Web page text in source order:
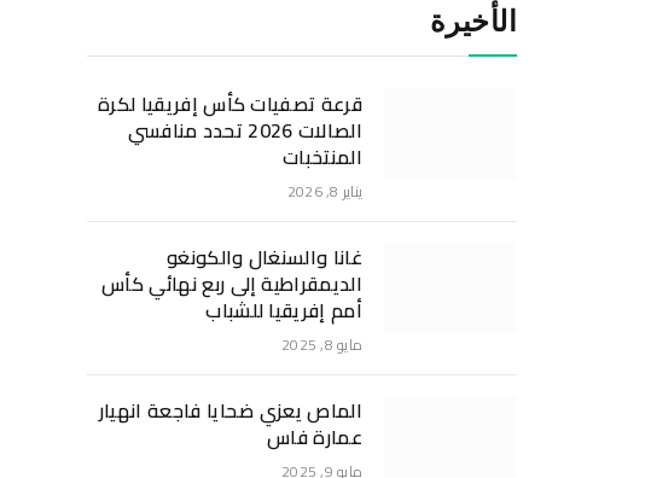
الأخيرة
قرعة تصفيات كأس إفريقيا لكرة
الصالات 2026 تحدد منافسي
المنتخبات
يناير 8, 2026
غانا والسنغال والكونغو
الديمقراطية إلى ربع نهائي كأس
أمم إفريقيا للشباب
مايو 8, 2025
الماص يعزي ضحايا فاجعة انهيار
عمارة فاس
مايو 9, 2025